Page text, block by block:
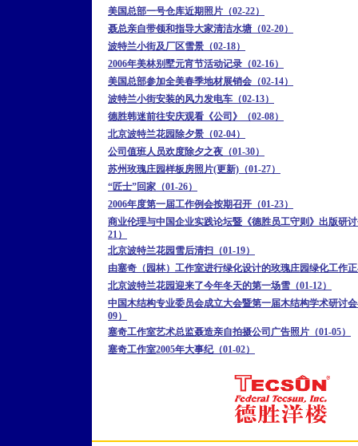
美国总部一号仓库近期照片（02-22）
聂总亲自带领和指导大家清洁水塘（02-20）
波特兰小街及厂区雪景（02-18）
2006年美林别墅元宵节活动记录（02-16）
美国总部参加全美春季地材展销会（02-14）
波特兰小街安装的风力发电车（02-13）
德胜韩迷前往安庆观看《公司》（02-08）
北京波特兰花园除夕景（02-04）
公司值班人员欢度除夕之夜（01-30）
苏州玫瑰庄园样板房照片(更新)（01-27）
“匠士”回家（01-26）
2006年度第一届工作例会按期召开（01-23）
商业伦理与中国企业实践论坛暨《德胜员工守则》出版研
21）
北京波特兰花园雪后清扫（01-19）
由塞奇（园林）工作室进行绿化设计的玫瑰庄园绿化工作
北京波特兰花园迎来了今年冬天的第一场雪（01-12）
中国木结构专业委员会成立大会暨第一届木结构学术研讨
09）
塞奇工作室艺术总监聂造亲自拍摄公司广告照片（01-05）
塞奇工作室2005年大事纪（01-02）